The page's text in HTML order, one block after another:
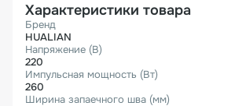
Характеристики товара
Бренд
HUALIAN
Напряжение (В)
220
Импульсная мощность (Вт)
260
Ширина запаечного шва (мм)